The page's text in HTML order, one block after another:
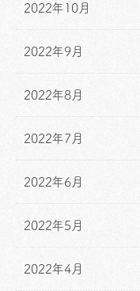
2022年10月
2022年9月
2022年8月
2022年7月
2022年6月
2022年5月
2022年4月